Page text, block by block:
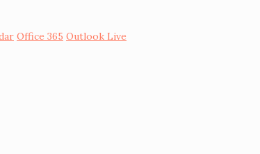
Office 365 Outlook Live